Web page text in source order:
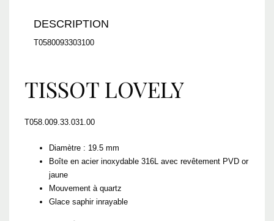
DESCRIPTION
T0580093303100
TISSOT LOVELY
T058.009.33.031.00
Diamètre : 19.5 mm
Boîte en acier inoxydable 316L avec revêtement PVD or
jaune
Mouvement à quartz
Glace saphir inrayable